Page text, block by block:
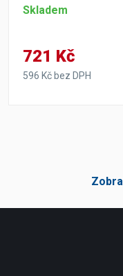
Skladem
721 Kč
596 Kč bez DPH